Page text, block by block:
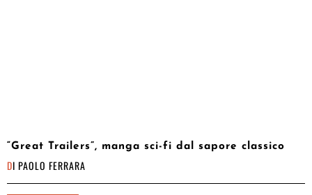
“Great Trailers”, manga sci-fi dal sapore classico
DI PAOLO FERRARA